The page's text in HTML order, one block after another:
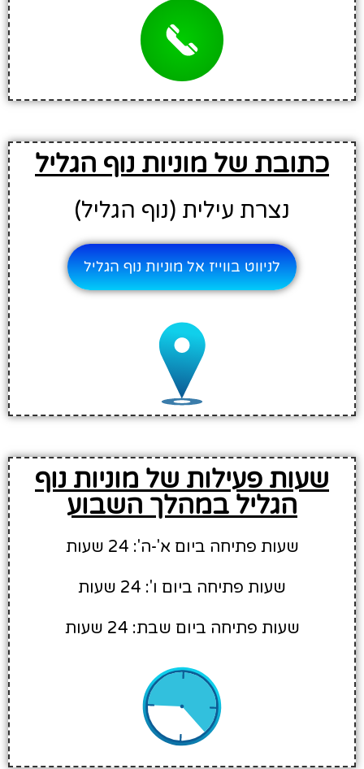
כתובת של מוניות נוף הגליל
נצרת עילית (נוף הגליל)
לניווט בווייז אל מוניות נוף הגליל
שעות פעילות של מוניות נוף
הגליל במהלך השבוע
שעות פתיחה ביום א'-ה': 24 שעות
שעות פתיחה ביום ו': 24 שעות
שעות פתיחה ביום שבת: 24 שעות